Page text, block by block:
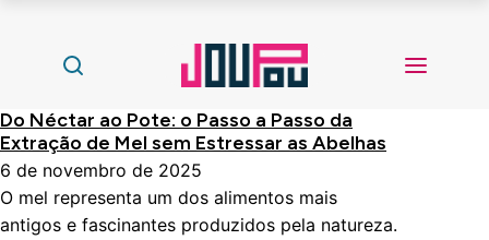
Do Néctar ao Pote: o Passo a Passo da
Extração de Mel sem Estressar as Abelhas
6 de novembro de 2025
O mel representa um dos alimentos mais
antigos e fascinantes produzidos pela natureza.